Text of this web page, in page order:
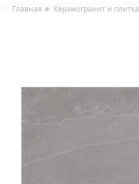
Главная Керамогранит и плитка